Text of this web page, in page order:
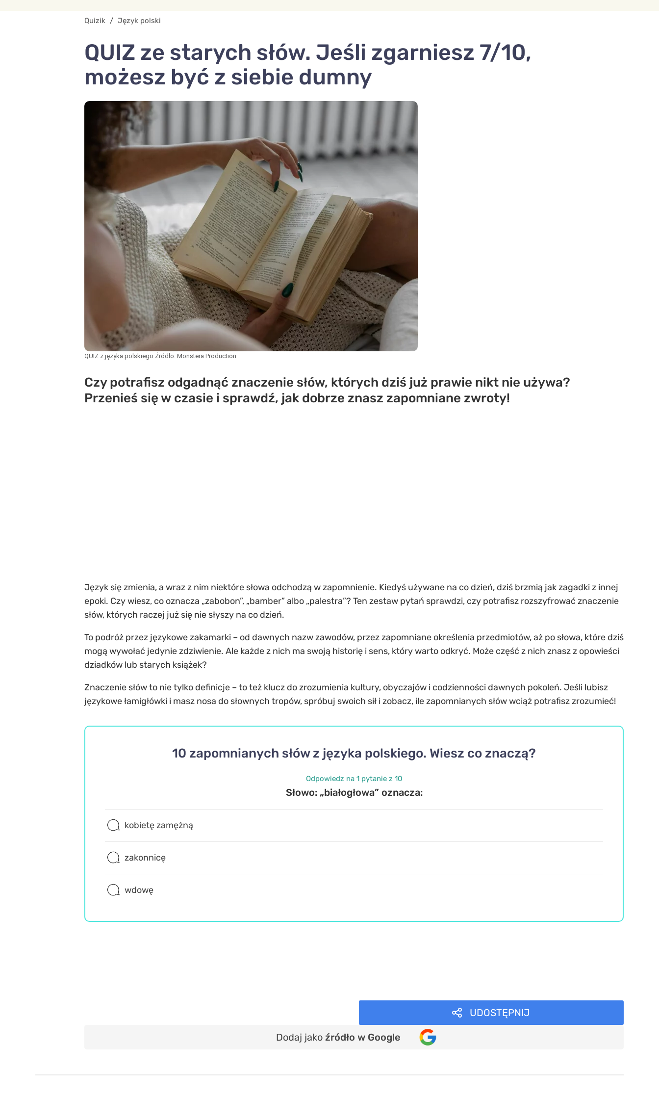
Quizik / Język polski
QUIZ ze starych słów. Jeśli zgarniesz 7/10,
możesz być z siebie dumny
QUIZ z języka polskiego Źródło: Monstera Production
Czy potrafisz odgadnąć znaczenie słów, których dziś już prawie nikt nie używa?
Przenieś się w czasie i sprawdź, jak dobrze znasz zapomniane zwroty!
Język się zmienia, a wraz z nim niektóre słowa odchodzą w zapomnienie. Kiedyś używane na co dzień, dziś brzmią jak zagadki z innej
epoki. Czy wiesz, co oznacza „zabobon”, „bamber” albo „palestra”? Ten zestaw pytań sprawdzi, czy potrafisz rozszyfrować znaczenie
słów, których raczej już się nie słyszy na co dzień.
To podróż przez językowe zakamarki – od dawnych nazw zawodów, przez zapomniane określenia przedmiotów, aż po słowa, które dziś
mogą wywołać jedynie zdziwienie. Ale każde z nich ma swoją historię i sens, który warto odkryć. Może część z nich znasz z opowieści
dziadków lub starych książek?
Znaczenie słów to nie tylko definicje – to też klucz do zrozumienia kultury, obyczajów i codzienności dawnych pokoleń. Jeśli lubisz
językowe łamigłówki i masz nosa do słownych tropów, spróbuj swoich sił i zobacz, ile zapomnianych słów wciąż potrafisz zrozumieć!
10 zapomnianych słów z języka polskiego. Wiesz co znaczą?
Odpowiedz na 1 pytanie z 10
Słowo: „białogłowa” oznacza:
kobietę zamężną
zakonnicę
wdowę
UDOSTĘPNIJ
Dodaj jako źródło w Google